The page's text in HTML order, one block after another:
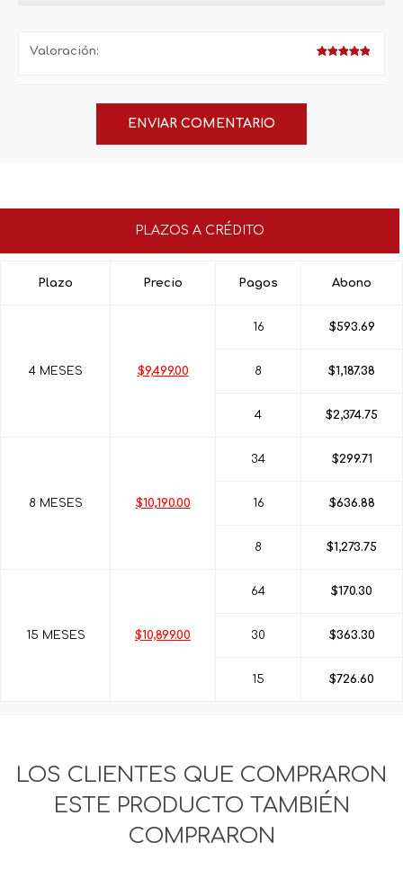
Valoración:
PLAZOS A CRÉDITO
Plazo Precio Pagos Abono
4 MESES $9,499.00
16 $593.69
8 $1,187.38
4 $2,374.75
8 MESES $10,190.00
34 $299.71
16 $636.88
8 $1,273.75
15 MESES $10,899.00
64 $170.30
30 $363.30
15 $726.60
LOS CLIENTES QUE COMPRARON
ESTE PRODUCTO TAMBIÉN
COMPRARON